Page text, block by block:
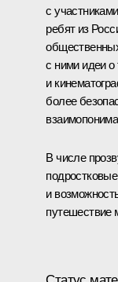
с
ребят из
с ними идеи о
и
более
В числе
и
путешествие